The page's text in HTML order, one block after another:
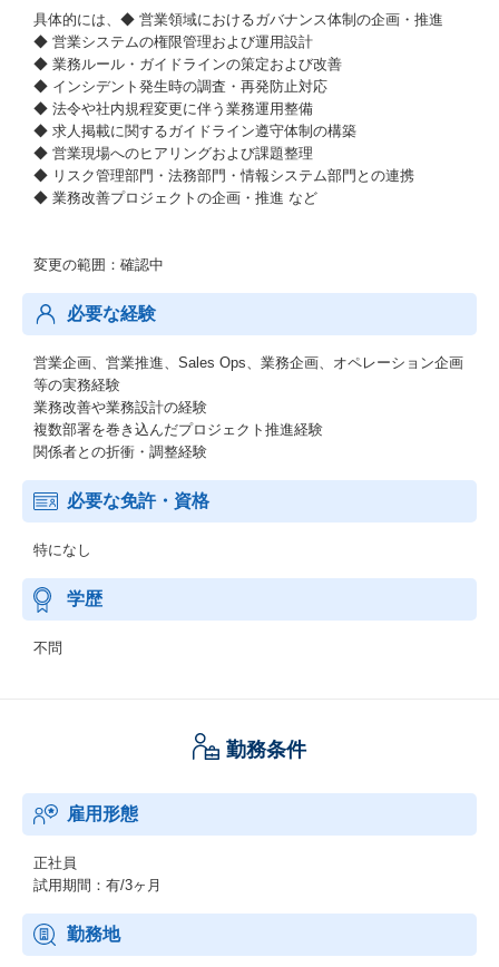
具体的には、◆ 営業領域におけるガバナンス体制の企画・推進
◆ 営業システムの権限管理および運用設計
◆ 業務ルール・ガイドラインの策定および改善
◆ インシデント発生時の調査・再発防止対応
◆ 法令や社内規程変更に伴う業務運用整備
◆ 求人掲載に関するガイドライン遵守体制の構築
◆ 営業現場へのヒアリングおよび課題整理
◆ リスク管理部門・法務部門・情報システム部門との連携
◆ 業務改善プロジェクトの企画・推進 など
変更の範囲：確認中
必要な経験
営業企画、営業推進、Sales Ops、業務企画、オペレーション企画
等の実務経験
業務改善や業務設計の経験
複数部署を巻き込んだプロジェクト推進経験
関係者との折衝・調整経験
必要な免許・資格
特になし
学歴
不問
勤務条件
雇用形態
正社員
試用期間：有/3ヶ月
勤務地